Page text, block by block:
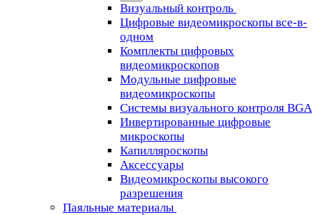
Визуальный контроль
Цифровые видеомикроскопы все-в-
одном
Комплекты цифровых
видеомикроскопов
Модульные цифровые
видеомикроскопы
Cистемы визуального контроля BGA
Инвертированные цифровые
микроскопы
Капилляроскопы
Аксессуары
Видеомикроскопы высокого
разрешения
Паяльные материалы